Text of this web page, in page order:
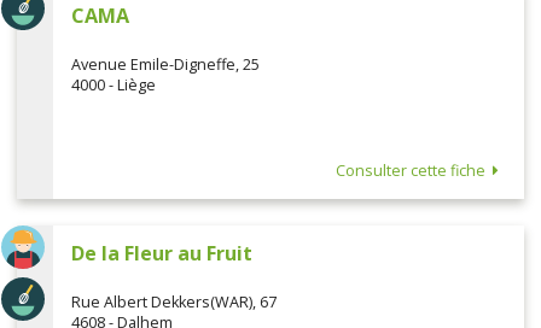
CAMA
Avenue Emile-Digneffe, 25
4000 - Liège
Consulter cette fiche
De la Fleur au Fruit
Rue Albert Dekkers(WAR), 67
4608 - Dalhem